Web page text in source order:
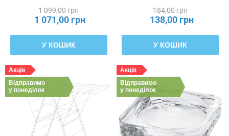
1 099,00 грн
1 071,00 грн
У КОШИК
184,00 грн
138,00 грн
У КОШИК
Акція
Відправимо
у понеділок
Акція
Відправимо
у понеділок